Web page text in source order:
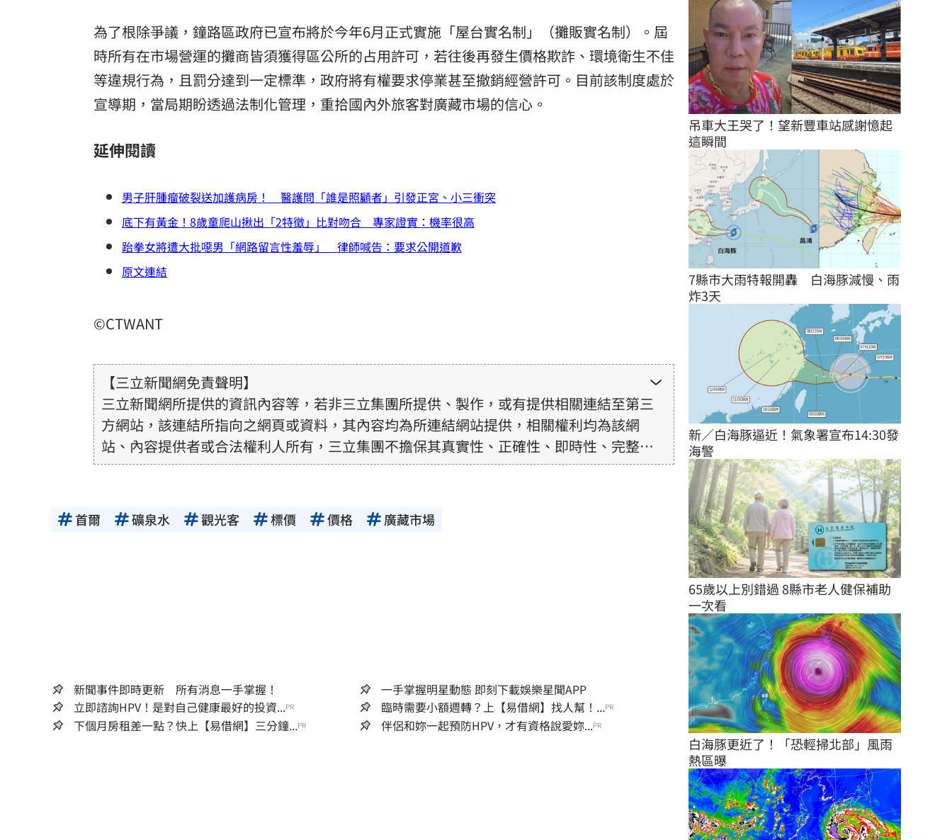
為了根除爭議，鐘路區政府已宣布將於今年6月正式實施「屋台實名制」（攤販實名制）。屆
時所有在市場營運的攤商皆須獲得區公所的占用許可，若往後再發生價格欺詐、環境衛生不佳
等違規行為，且罰分達到一定標準，政府將有權要求停業甚至撤銷經營許可。目前該制度處於
宣導期，當局期盼透過法制化管理，重拾國內外旅客對廣藏市場的信心。
延伸閱讀
男子肝腫瘤破裂送加護病房！ 醫護問「誰是照顧者」引發正宮、小三衝突
底下有黃金！8歲童爬山揪出「2特徵」比對吻合 專家證實：機率很高
跆拳女將遭大批噁男「網路留言性羞辱」 律師喊告：要求公開道歉
原文連結
©CTWANT
【三立新聞網免責聲明】
三立新聞網所提供的資訊內容等，若非三立集團所提供、製作，或有提供相關連結至第三
方網站，該連結所指向之網頁或資料，其內容均為所連結網站提供，相關權利均為該網
站、內容提供者或合法權利人所有，三立集團不擔保其真實性、正確性、即時性、完整性
或合法性。三立新聞網所提供的資訊內容，若其著作權不屬於三立集團所有，使用者未取
用者自負全責。
首爾 礦泉水 觀光客 標價 價格 廣藏市場
新聞事件即時更新 所有消息一手掌握！
一手掌握明星動態 即刻下載娛樂星聞APP
立即諮詢HPV！是對自己健康最好的投資...PR 臨時需要小額週轉？上【易借網】找人幫！...PR
下個月房租差一點？快上【易借網】三分鐘...PR 伴侶和妳一起預防HPV，才有資格說愛妳...PR
吊車大王哭了！望新豐車站感謝憶起
這瞬間
7縣市大雨特報開轟　白海豚減慢、雨
炸3天
新／白海豚逼近！氣象署宣布14:30發
海警
65歲以上別錯過 8縣市老人健保補助
一次看
白海豚更近了！「恐輕掃北部」風雨
熱區曝